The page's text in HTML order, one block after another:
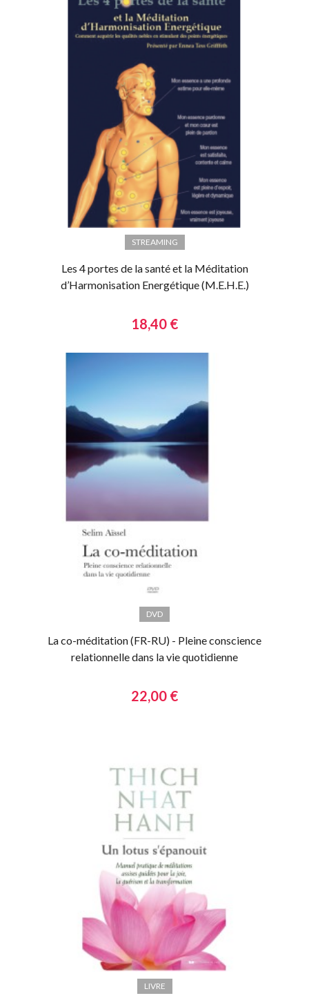
STREAMING
Les 4 portes de la santé et la Méditation
d’Harmonisation Energétique (M.E.H.E.)
18,40 €
DVD
La co-méditation (FR-RU) - Pleine conscience
relationnelle dans la vie quotidienne
22,00 €
LIVRE